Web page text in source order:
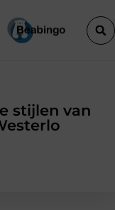
je verbouwt
stijlen van